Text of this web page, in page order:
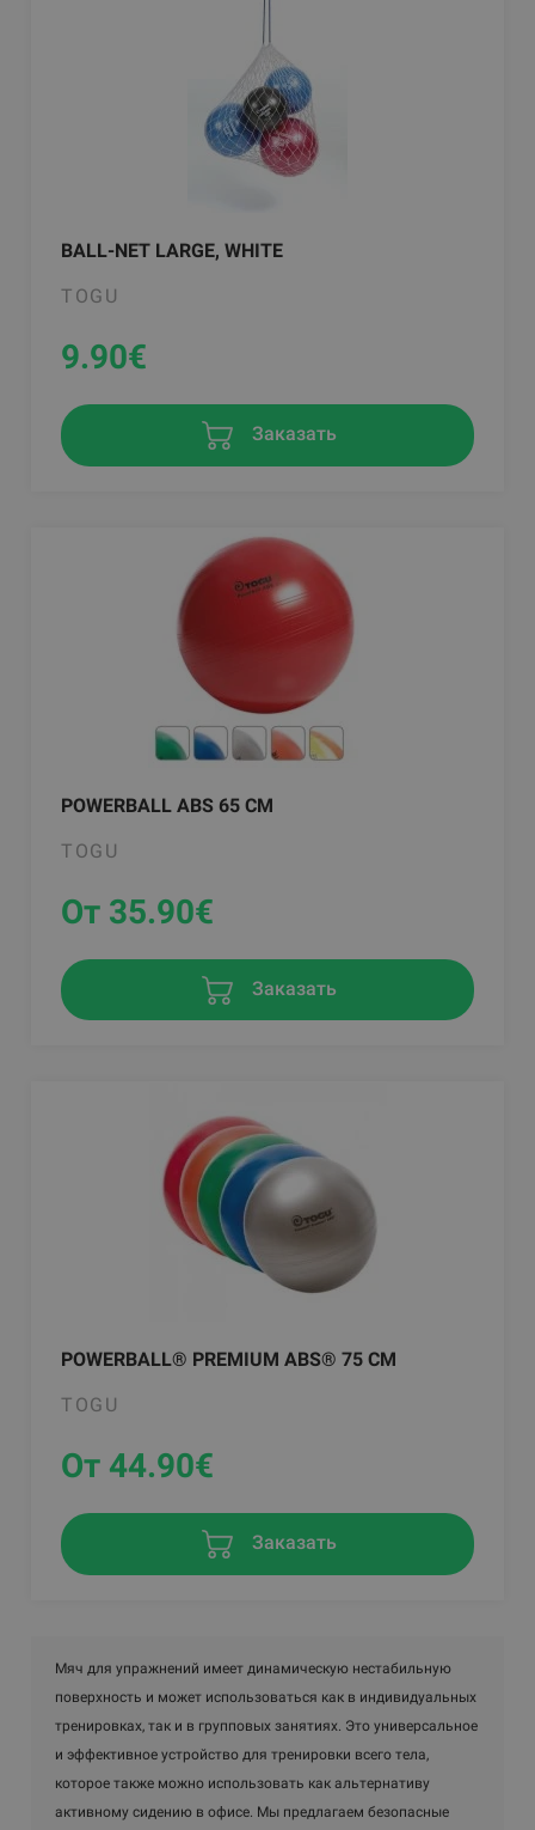
BALL-NET LARGE, WHITE
TOGU
9.90€
Заказать
POWERBALL ABS 65 CM
TOGU
От 35.90€
Заказать
POWERBALL® PREMIUM ABS® 75 CM
TOGU
От 44.90€
Заказать
Мяч для упражнений имеет динамическую нестабильную
поверхность и может использоваться как в индивидуальных
тренировках, так и в групповых занятиях. Это универсальное
и эффективное устройство для тренировки всего тела,
которое также можно использовать как альтернативу
активному сидению в офисе. Мы предлагаем безопасные